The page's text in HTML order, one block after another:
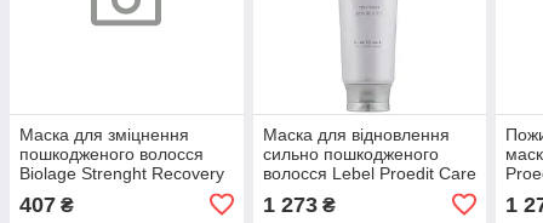
Маска для зміцнення
пошкодженого волосся
Biolage Strenght Recovery
Deep Treatment Mask 100
мл
407 ₴
Маска для відновлення
сильно пошкодженого
волосся Lebel Proedit Care
Treatment 250мл
1 273₴ 1